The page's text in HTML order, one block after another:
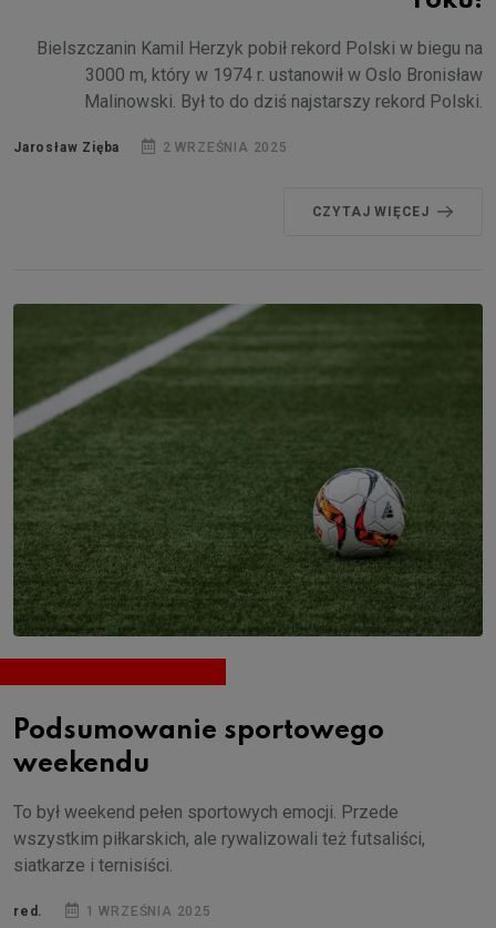
Bielszczanin Kamil Herzyk pobił rekord Polski w biegu na
3000 m, który w 1974 r. ustanowił w Oslo Bronisław
Malinowski. Był to do dziś najstarszy rekord Polski.
Jarosław Zięba 2 WRZEŚNIA 2025
CZYTAJ WIĘCEJ
Podsumowanie sportowego
weekendu
To był weekend pełen sportowych emocji. Przede
wszystkim piłkarskich, ale rywalizowali też futsaliści,
siatkarze i ternisiści.
red. 1 WRZEŚNIA 2025